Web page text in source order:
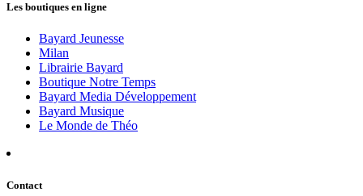
Les boutiques en ligne
Bayard Jeunesse
Milan
Librairie Bayard
Boutique Notre Temps
Bayard Media Développement
Bayard Musique
Le Monde de Théo
Contact